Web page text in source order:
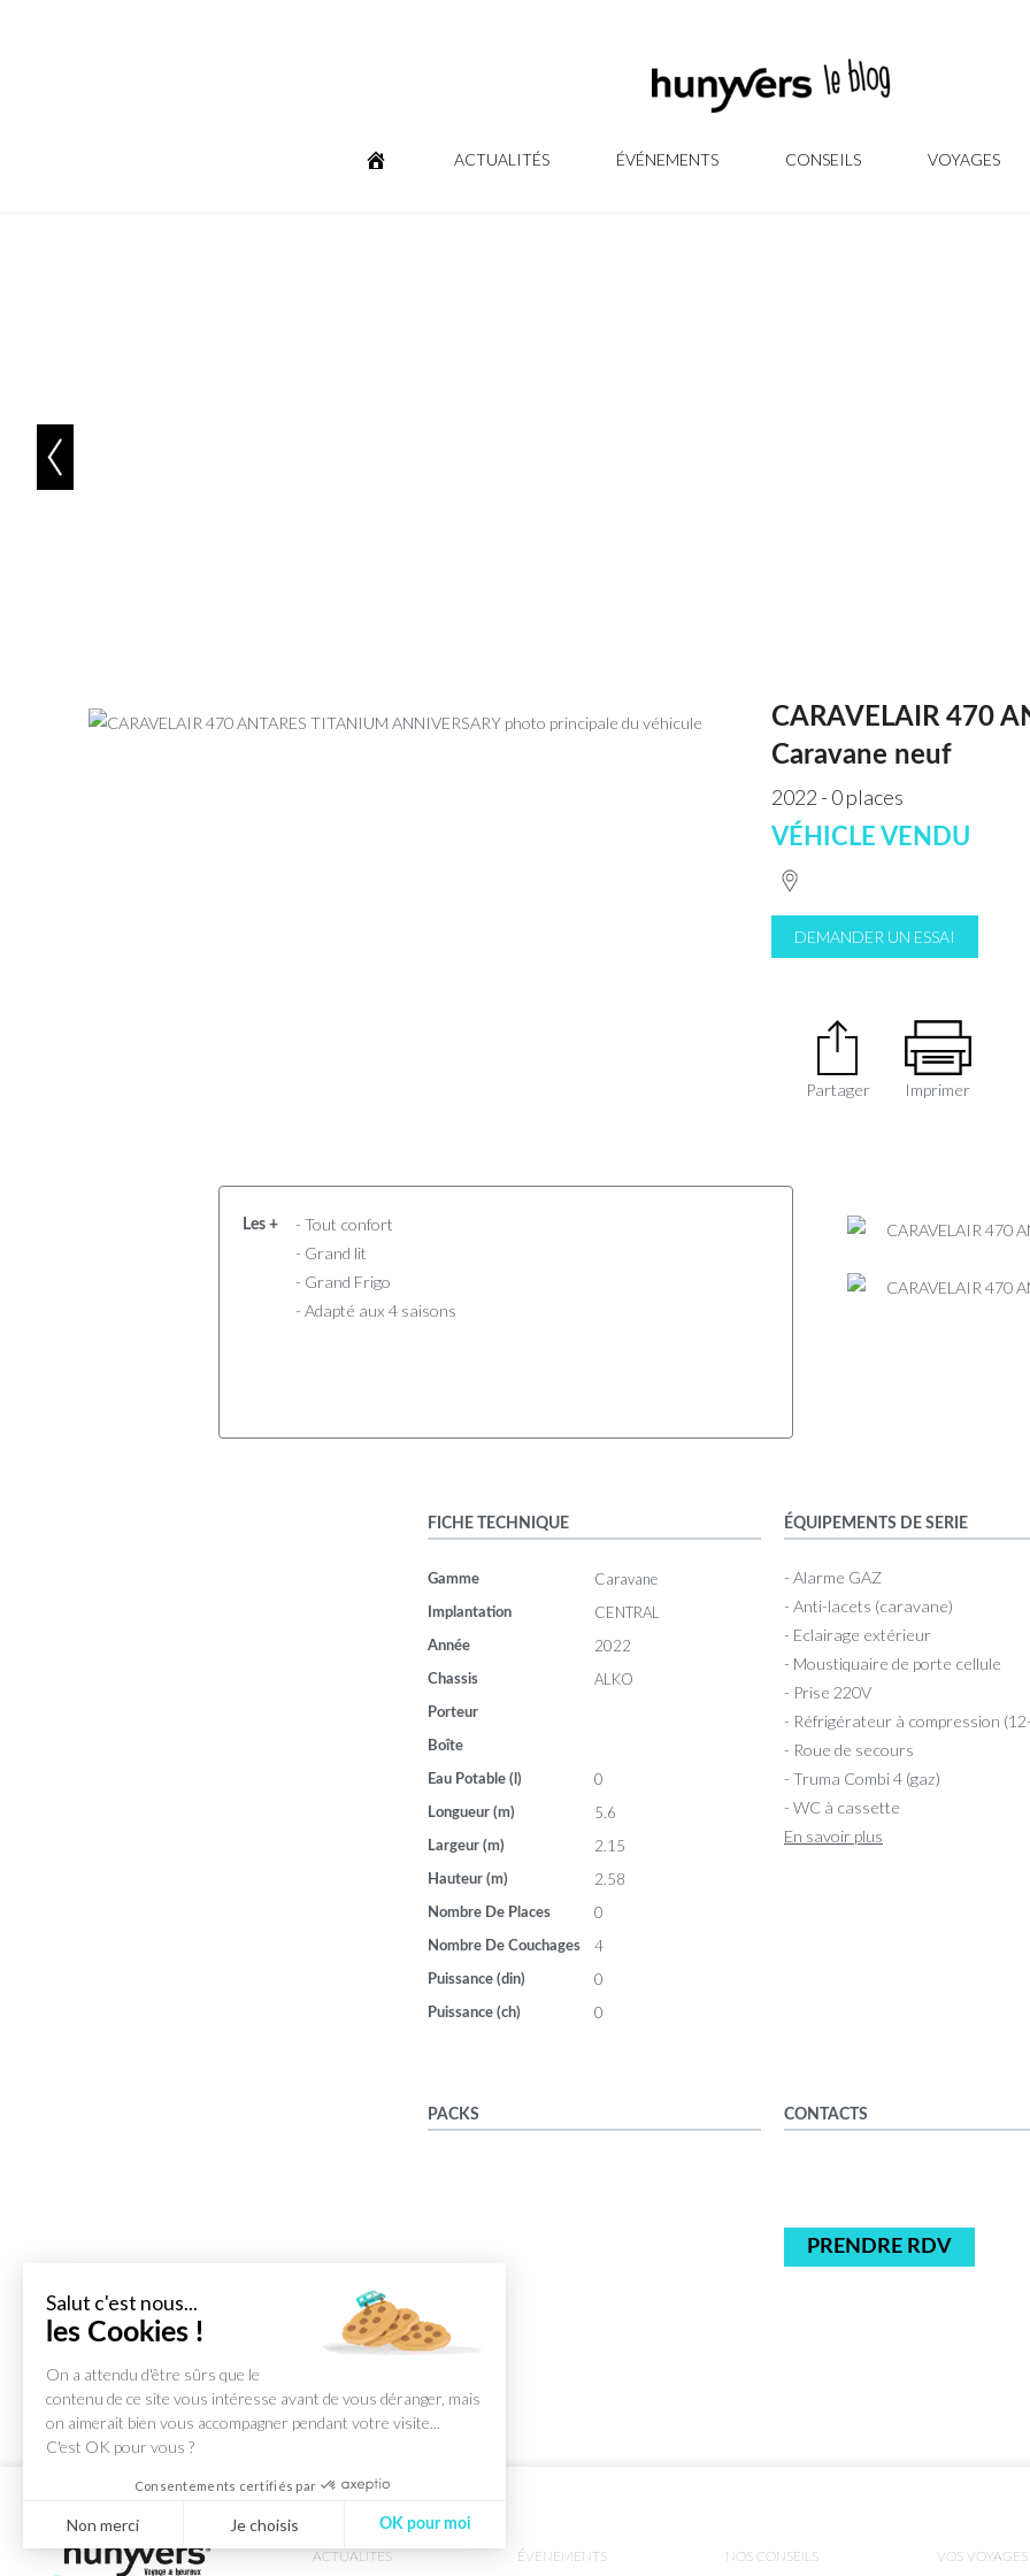
ACTUALITÉS ÉVÉNEMENTS CONSEILS VOYAGES
CARAVELAIR 470
Caravane neuf
2022 - 0 places
VÉHICLE VENDU
DEMANDER UN ESSAI
Partager Imprimer
Les +
- Tout confort
- Grand lit
- Grand Frigo
- Adapté aux 4 saisons
FICHE TECHNIQUE
Gamme Caravane
Implantation CENTRAL
Année 2022
Chassis ALKO
Porteur
Boîte
Eau Potable (l) 0
Longueur (m) 5.6
Largeur (m) 2.15
Hauteur (m) 2.58
Nombre De Places 0
Nombre De Couchages 4
Puissance (din) 0
Puissance (ch) 0
ÉQUIPEMENTS DE SERIE
- Alarme GAZ
- Anti-lacets (caravane)
- Eclairage extérieur
- Moustiquaire de porte cellule
- Prise 220V
- Réfrigérateur à compression
- Roue de secours
- Truma Combi 4 (gaz)
- WC à cassette
En savoir plus
PACKS CONTACTS
PRENDRE RDV
ACTUALITES ÉVENEMENTS NOS CONSEILS VOS VOYAGES
Salut c'est nous...
les Cookies !
On a attendu d'être sûrs que le
contenu de ce site vous intéresse avant de vous déranger, mais
on aimerait bien vous accompagner pendant votre visite...
C'est OK pour vous ?
Consentements certifiés par
Non merci Je choisis OK pour moi
Axeptio consent
Plateforme de Gestion du Consentement : Personnalisez vos Options